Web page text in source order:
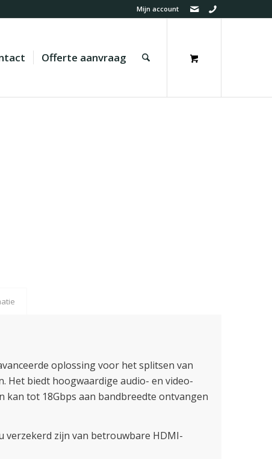
Mijn account
Offerte aanvraag
oplossing voor het splitsen van
Het biedt hoogwaardige audio- en video-
kan tot 18Gbps aan bandbreedte ontvangen
verzekerd zijn van betrouwbare HDMI-